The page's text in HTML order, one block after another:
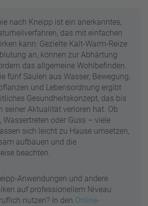
nach Kneipp ist ein anerkanntes,
das mit einfachen
kann: Gezielte Kalt-Warm-Reize
an, können zur Abhärtung
das allgemeine Wohlbefinden.
fünf Säulen aus Wasser, Bewegung,
und Lebensordnung ergibt
Gesundheitskonzept, das bis
seiner Aktualität verloren hat. Ob
Wassertreten oder Guss – viele
sich leicht zu Hause umsetzen,
aufbauen und die
beachten.
Anwendungen und andere
auf professionellem Niveau
nutzen? In den Online-